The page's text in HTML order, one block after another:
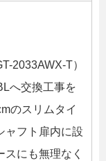
2033AWX-T）
へ交換工事を
のスリムタイ
ャフト扉内に設
にも無理なく